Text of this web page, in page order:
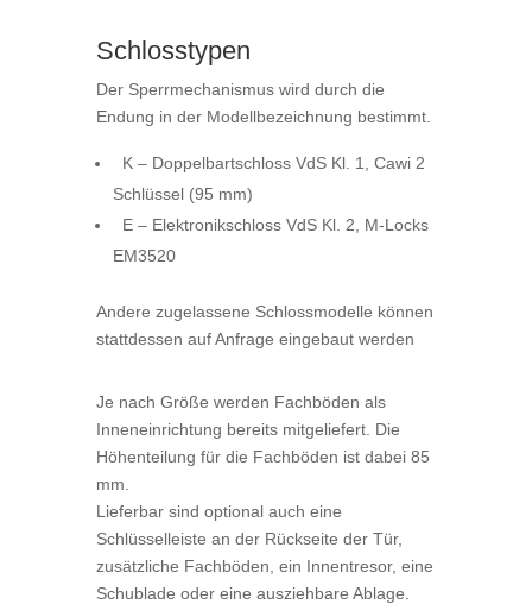
Schlosstypen
Der Sperrmechanismus wird durch die
Endung in der Modellbezeichnung bestimmt.
K – Doppelbartschloss VdS Kl. 1, Cawi 2
Schlüssel (95 mm)
E – Elektronikschloss VdS Kl. 2, M-Locks
EM3520
Andere zugelassene Schlossmodelle können
stattdessen auf Anfrage eingebaut werden
Je nach Größe werden Fachböden als
Inneneinrichtung bereits mitgeliefert. Die
Höhenteilung für die Fachböden ist dabei 85
mm.
Lieferbar sind optional auch eine
Schlüsselleiste an der Rückseite der Tür,
zusätzliche Fachböden, ein Innentresor, eine
Schublade oder eine ausziehbare Ablage.